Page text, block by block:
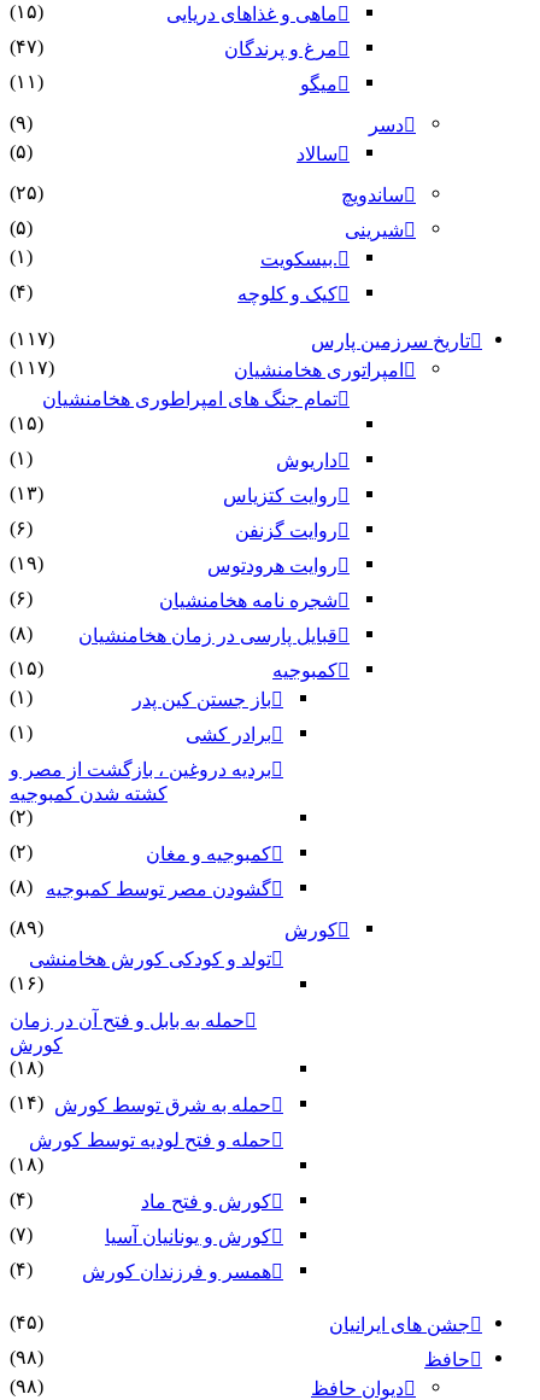
ماهی و غذاهای دریایی
(۱۵)
مرغ و پرندگان
(۴۷)
میگو
(۱۱)
دسر
(۹)
سالاد
(۵)
ساندویچ
(۲۵)
شیرینی
(۵)
.بیسکویت
(۱)
کیک و کلوچه
(۴)
تاریخ سرزمین پارس
(۱۱۷)
امپراتوری هخامنشیان
(۱۱۷)
تمام جنگ های امپراطوری هخامنشیان
(۱۵)
داریوش
(۱)
روایت کتزیاس
(۱۳)
روایت گزنفن
(۶)
روایت هرودتوس
(۱۹)
شجره نامه هخامنشیان
(۶)
قبایل پارسی در زمان هخامنشیان
(۸)
کمبوجیه
(۱۵)
باز جستن کین پدر
(۱)
برادر کشی
(۱)
بردیه دروغین ، بازگشت از مصر و
کشته شدن کمبوجیه
(۲)
کمبوجیه و مغان
(۲)
گشودن مصر توسط کمبوجیه
(۸)
کورش
(۸۹)
تولد و کودکی کورش هخامنشی
(۱۶)
حمله به بابل و فتح آن در زمان
کورش
(۱۸)
حمله به شرق توسط کورش (۱۴)
حمله و فتح لودیه توسط کورش
(۱۸)
کورش و فتح ماد
(۴)
کورش و یونانیان آسیا
(۷)
همسر و فرزندان کورش
(۴)
جشن های ایرانیان
(۴۵)
حافظ
(۹۸)
دیوان حافظ
(۹۸)